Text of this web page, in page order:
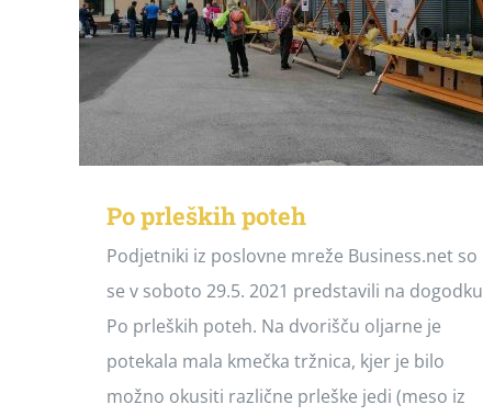
Po prleških poteh
Podjetniki iz poslovne mreže Business.net so
se v soboto 29.5. 2021 predstavili na dogodku
Po prleških poteh. Na dvorišču oljarne je
potekala mala kmečka tržnica, kjer je bilo
možno okusiti različne prleške jedi (meso iz